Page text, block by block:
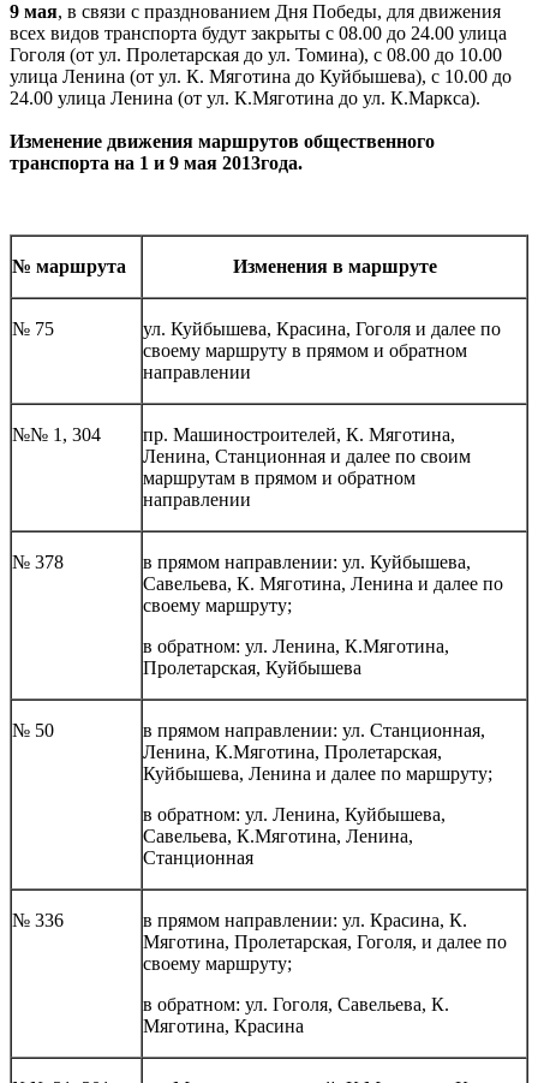
9 мая, в связи с празднованием Дня Победы, для движения
всех видов транспорта будут закрыты с 08.00 до 24.00 улица
Гоголя (от ул. Пролетарская до ул. Томина), с 08.00 до 10.00
улица Ленина (от ул. К. Мяготина до Куйбышева), с 10.00 до
24.00 улица Ленина (от ул. К.Мяготина до ул. К.Маркса).
Изменение движения маршрутов общественного
транспорта на 1 и 9 мая 2013года.
№ маршрута Изменения в маршруте
№ 75
ул. Куйбышева, Красина, Гоголя и далее по
своему маршруту в прямом и обратном
направлении
№№ 1, 304
пр. Машиностроителей, К. Мяготина,
Ленина, Станционная и далее по своим
маршрутам в прямом и обратном
направлении
№ 378
в прямом направлении: ул. Куйбышева,
Савельева, К. Мяготина, Ленина и далее по
своему маршруту;
в обратном: ул. Ленина, К.Мяготина,
Пролетарская, Куйбышева
№ 50
в прямом направлении: ул. Станционная,
Ленина, К.Мяготина, Пролетарская,
Куйбышева, Ленина и далее по маршруту;
в обратном: ул. Ленина, Куйбышева,
Савельева, К.Мяготина, Ленина,
Станционная
№ 336
в прямом направлении: ул. Красина, К.
Мяготина, Пролетарская, Гоголя, и далее по
своему маршруту;
в обратном: ул. Гоголя, Савельева, К.
Мяготина, Красина